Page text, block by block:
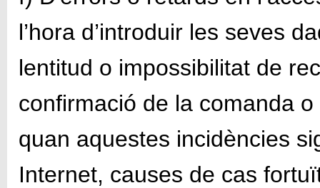
l’hora d’introduir les seves
lentitud o impossibilitat de
confirmació de la comanda
quan aquestes incidències
Internet, causes de cas